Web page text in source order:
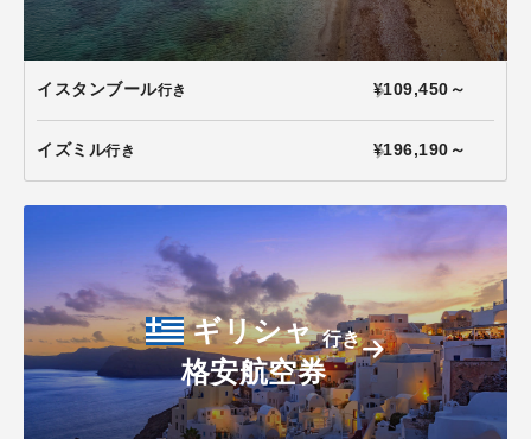
イスタンブール行き ¥109,450～
イズミル行き ¥196,190～
ギリシャ行き
格安航空券